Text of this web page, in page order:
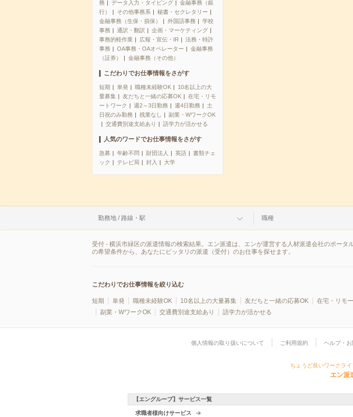
務
データ入力・タイピング
金融事務（銀
行）
その他事務系
秘書・セクレタリー
金融事務（生保・損保）
外国語事務
学校
事務
通訳・翻訳
企画・マーケティング
事務的軽作業
広報・宣伝・IR
法務・特許
事務
OA事務・OAオペレーター
金融事務
（証券）
金融事務（その他）
こだわりでお仕事情報をさがす
短期 単発 職種未経験OK
10名以上の大
量募集
友だちと一緒の応募OK
在宅・リモ
ートワーク
週2～3日勤務 週4日勤務
土
日祝のみ勤務
残業なし
副業・WワークOK
交通費別途支給あり
語学力が活かせる
人気のワードでお仕事情報をさがす
急募 年齢不問 財団法人 英語
書類チェ
ック
テレビ局 封入 大学
勤務地 / 路線・駅 職種
受付 - 横浜市緑区の派遣情報の検索結果。エン派遣は、エンが運営する人材派遣会社のポー
の希望条件から、あなたにピッタリの派遣（受付）のお仕事を探せます。
こだわりでお仕事情報を絞り込む
短期 単発 職種未経験OK 10名以上の大量募集 友だちと一緒の応募OK 在宅・リモ
副業・WワークOK
交通費別途支給あり 語学力が活かせる
個人情報の取り扱いについて ご利用規約 ヘルプ・
ちょうど良いワークラ
エン派
【エングループ】サービス一覧
求職者様向けサービス